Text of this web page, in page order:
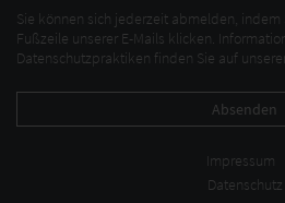
Sie können sich jederzeit abmelden,
Fußzeile unserer E-Mails klicken.
Datenschutzpraktiken finden Sie auf
Impressum
Datenschutz